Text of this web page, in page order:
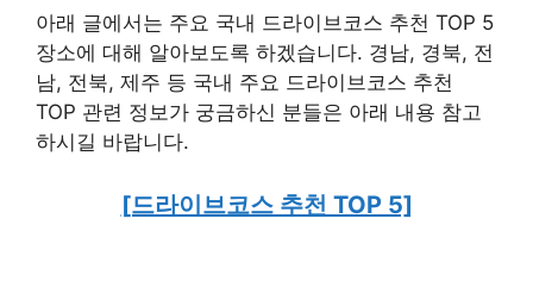
아래 글에서는 주요 국내 드라이브코스 추천 TOP 5
장소에 대해 알아보도록 하겠습니다. 경남, 경북, 전
남, 전북, 제주 등 국내 주요 드라이브코스 추천
TOP 관련 정보가 궁금하신 분들은 아래 내용 참고
하시길 바랍니다.
[드라이브코스 추천 TOP 5]